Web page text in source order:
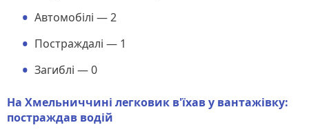
Автомобілі — 2
Постраждалі — 1
Загиблі — 0
На Хмельниччині легковик в'їхав у вантажівку:
постраждав водій